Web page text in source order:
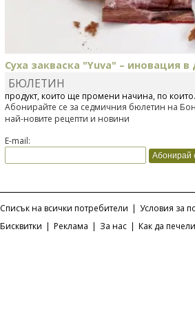
Суха закваска "Yuva" – иновация
Отскоро Лесафр България стартира
продукт, който ще промени начина, по
БЮЛЕТИН
Абонирайте се за седмичния бюлетин на
най-новите рецепти и новини
E-mail:
Списък на всички потребители | Условия за
Бисквитки | Реклама | За нас | Как да